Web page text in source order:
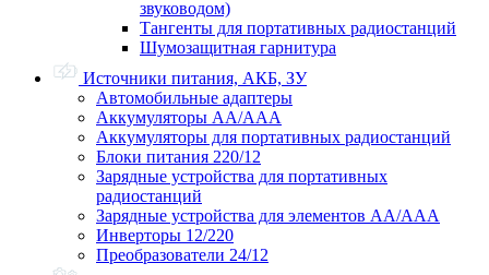
звуководом)
Тангенты для портативных радиостанций
Шумозащитная гарнитура
Источники питания, АКБ, ЗУ
Автомобильные адаптеры
Аккумуляторы АА/ААА
Аккумуляторы для портативных радиостанций
Блоки питания 220/12
Зарядные устройства для портативных
радиостанций
Зарядные устройства для элементов АА/ААА
Инверторы 12/220
Преобразователи 24/12